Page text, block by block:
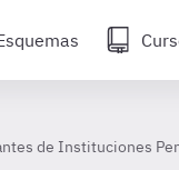
de Instituciones